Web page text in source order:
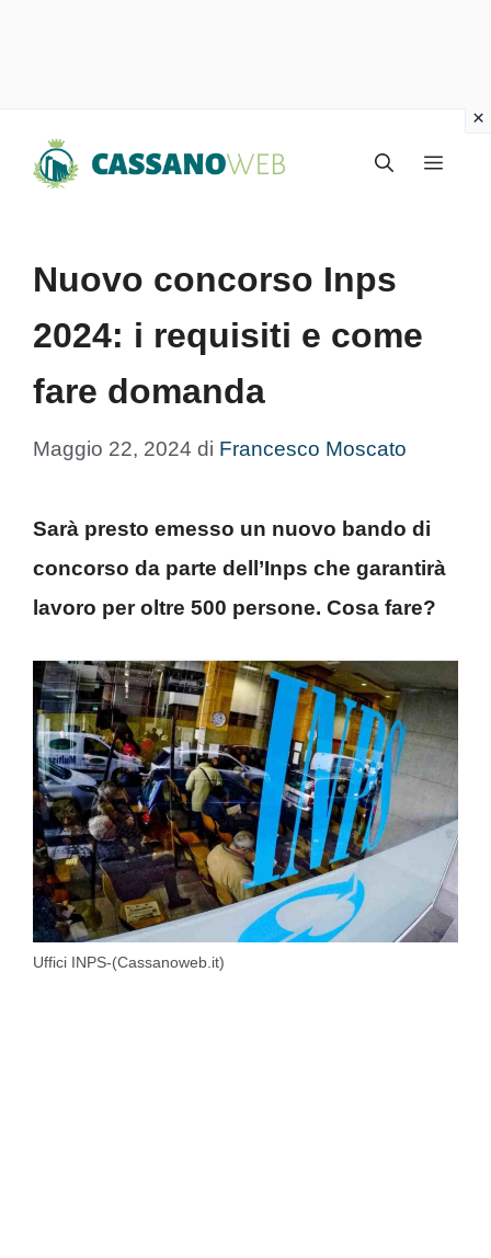
Menu
Nuovo concorso Inps
2024: i requisiti e come
fare domanda
Maggio 22, 2024 di Francesco Moscato
Sarà presto emesso un nuovo bando di
concorso da parte dell’Inps che garantirà
lavoro per oltre 500 persone. Cosa fare?
Uffici INPS-(Cassanoweb.it)